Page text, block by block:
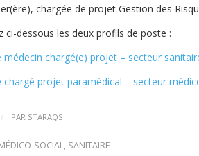
chargée de projet Gestion des
ci-dessous les deux profils de poste :
médecin chargé(e) projet – secteur
chargé projet paramédical – secteur
/ PAR STARAQS
SOCIAL, SANITAIRE